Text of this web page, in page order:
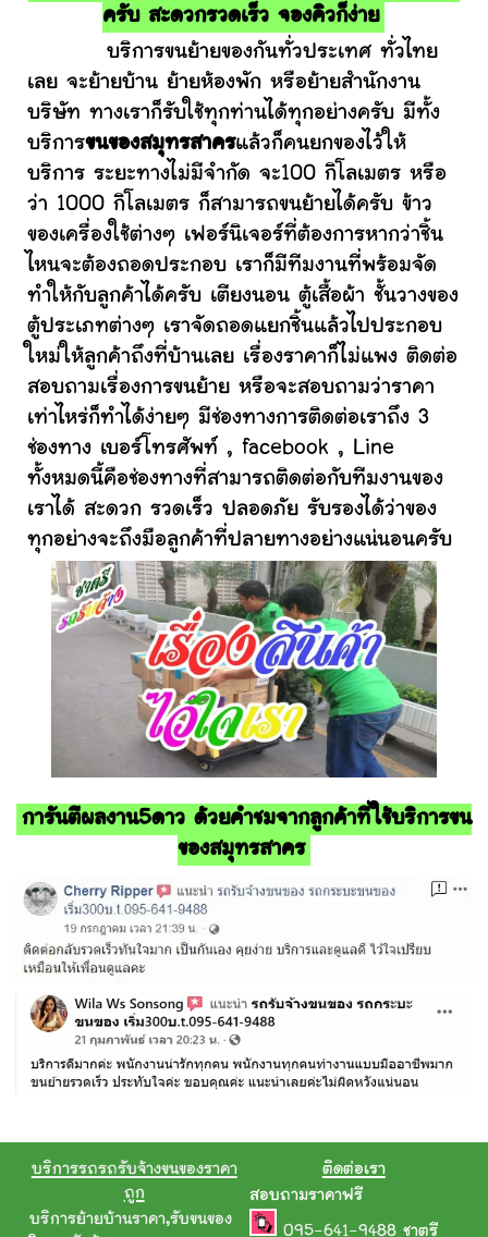
ครับ สะดวกรวดเร็ว จองคิวก็ง่าย
บริการขนย้ายของกันทั่วประเทศ ทั่วไทย
เลย จะย้ายบ้าน ย้ายห้องพัก หรือย้ายสำนักงาน
บริษัท ทางเราก็รับใช้ทุกท่านได้ทุกอย่างครับ มีทั้ง
บริการขนของสมุทรสาครแล้วก็คนยกของไว้ให้
บริการ ระยะทางไม่มีจำกัด จะ100 กิโลเมตร หรือ
ว่า 1000 กิโลเมตร ก็สามารถขนย้ายได้ครับ ข้าว
ของเครื่องใช้ต่างๆ เฟอร์นิเจอร์ที่ต้องการหากว่าชิ้น
ไหนจะต้องถอดประกอบ เราก็มีทีมงานที่พร้อมจัด
ทำให้กับลูกค้าได้ครับ เตียงนอน ตู้เสื้อผ้า ชั้นวางของ
ตู้ประเภทต่างๆ เราจัดถอดแยกชิ้นแล้วไปประกอบ
ใหม่ให้ลูกค้าถึงที่บ้านเลย เรื่องราคาก็ไม่แพง ติดต่อ
สอบถามเรื่องการขนย้าย หรือจะสอบถามว่าราคา
เท่าไหร่ก็ทำได้ง่ายๆ มีช่องทางการติดต่อเราถึง 3
ช่องทาง เบอร์โทรศัพท์ , facebook , Line
ทั้งหมดนี้คือช่องทางที่สามารถติดต่อกับทีมงานของ
เราได้ สะดวก รวดเร็ว ปลอดภัย รับรองได้ว่าของ
ทุกอย่างจะถึงมือลูกค้าที่ปลายทางอย่างแน่นอนครับ
การันตีผลงาน5ดาว ด้วยคำชมจากลูกค้าที่ใช้บริการขน
ของสมุทรสาคร
บริการรถรถรับจ้างขนของราคา
ถูก
บริการย้ายบ้านราคา,รับขนของ
ติดต่อเรา
สอบถามราคาฟรี
095-641-9488 ชาตรี